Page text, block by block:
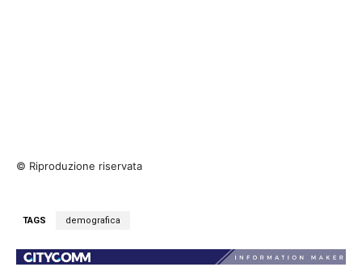
© Riproduzione riservata
TAGS demografica